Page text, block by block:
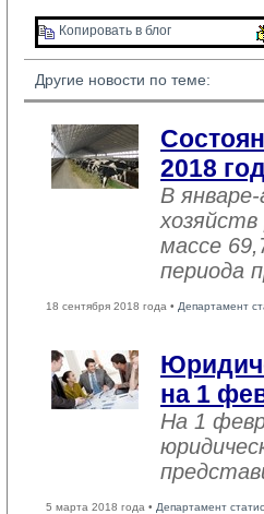
Копировать в блог
Другие новости по теме:
2018
В
массе
периода
18 сентября 2018 года • Департамент
на 1
На 1
5 марта 2018 года • Департамент